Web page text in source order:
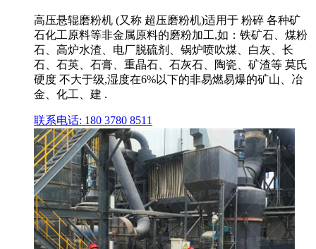
高压悬辊磨粉机 (又称 超压磨粉机)适用于 粉碎 各种矿
石化工原料等非金属原料的磨粉加工,如：铁矿石、煤粉
石、高炉水渣、电厂脱硫剂、锅炉喷吹煤、白灰、长
石、石英、石膏、重晶石、石灰石、陶瓷、矿渣等 莫氏
硬度 不大于级,湿度在6%以下的非易燃易爆的矿山、冶
金、化工、建 .
联系电话: 180 3780 8511